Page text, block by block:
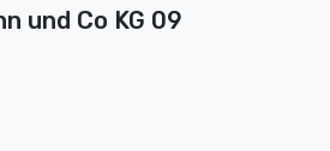
und Co KG 09